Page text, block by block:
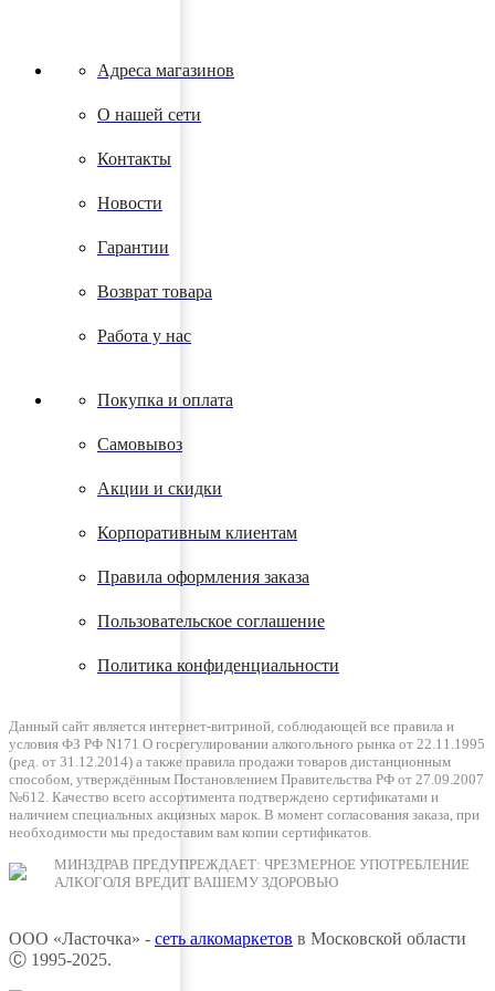
Адреса магазинов
О нашей сети
Контакты
Новости
Гарантии
Возврат товара
Работа у нас
Покупка и оплата
Самовывоз
Акции и скидки
Корпоративным клиентам
Правила оформления заказа
Пользовательское соглашение
Политика конфиденциальности
Данный сайт является интернет-витриной, соблюдающей все правила и
условия ФЗ РФ N171 О госрегулировании алкогольного рынка от 22.11.1995
(ред. от 31.12.2014) а также правила продажи товаров дистанционным
способом, утверждённым Постановлением Правительства РФ от 27.09.2007
№612. Качество всего ассортимента подтверждено сертификатами и
наличием специальных акцизных марок. В момент согласования заказа, при
необходимости мы предоставим вам копии сертификатов.
МИНЗДРАВ ПРЕДУПРЕЖДАЕТ: ЧРЕЗМЕРНОЕ УПОТРЕБЛЕНИЕ
АЛКОГОЛЯ ВРЕДИТ ВАШЕМУ ЗДОРОВЬЮ
ООО «Ласточка» - сеть алкомаркетов в Московской области
Ⓒ 1995-2025.